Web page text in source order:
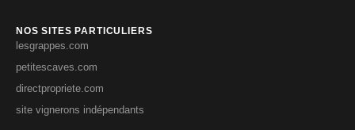
NOS SITES PARTICULIERS
lesgrappes.com
petitescaves.com
directpropriete.com
site vignerons indépendants